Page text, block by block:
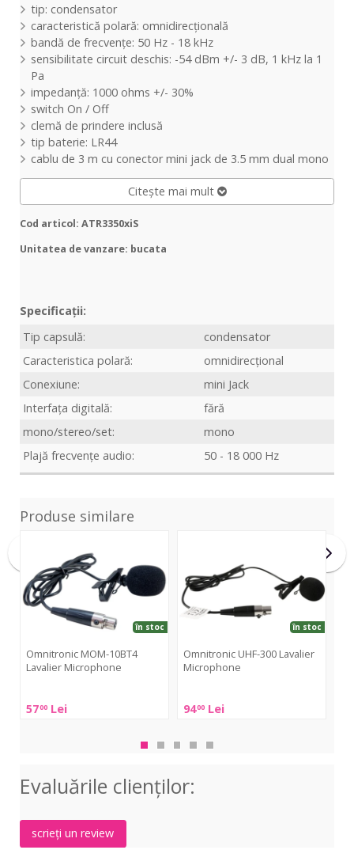
tip: condensator
caracteristică polară: omnidirecțională
bandă de frecvențe: 50 Hz - 18 kHz
sensibilitate circuit deschis: -54 dBm +/- 3 dB, 1 kHz la 1
Pa
impedanță: 1000 ohms +/- 30%
switch On / Off
clemă de prindere inclusă
tip baterie: LR44
cablu de 3 m cu conector mini jack de 3.5 mm dual mono
Citește mai mult
Cod articol: ATR3350xiS
Unitatea de vanzare: bucata
Specificații:
Tip capsulă:
condensator
Caracteristica polară:
omnidirecțional
Conexiune:
mini Jack
Interfața digitală:
fără
mono/stereo/set:
mono
Plajă frecvențe audio:
50 - 18 000 Hz
Produse similare
Lavalier
Microphone
Omnitronic MOM-10BT4
Lavalier Microphone
5700 Lei
în stoc
MOM-
Lavalier
Microphone
Omnitronic UHF-300 Lavalier
Microphone
9400 Lei
în stoc
UHF-
Lavalier
Evaluările clienţilor:
scrieți un review